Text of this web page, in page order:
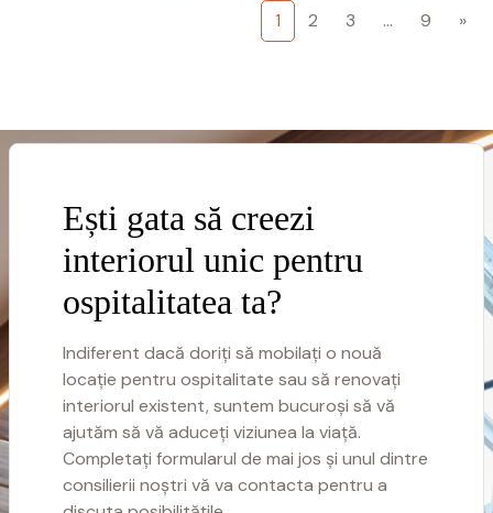
1
2 3 ... 9 »
Ești gata să creezi
interiorul unic pentru
ospitalitatea ta?
Indiferent dacă doriți să mobilați o nouă
locație pentru ospitalitate sau să renovați
interiorul existent, suntem bucuroși să vă
ajutăm să vă aduceți viziunea la viață.
Completați formularul de mai jos și unul dintre
consilierii noștri vă va contacta pentru a